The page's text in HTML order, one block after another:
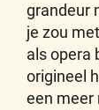
grandeur
je zou
als opera
origineel
een meer